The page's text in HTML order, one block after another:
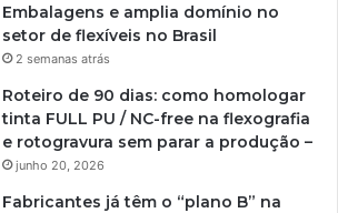
Embalagens e amplia domínio no
setor de flexíveis no Brasil
2 semanas atrás
Roteiro de 90 dias: como homologar
tinta FULL PU / NC-free na flexografia
e rotogravura sem parar a produção –
junho 20, 2026
Fabricantes já têm o “plano B” na